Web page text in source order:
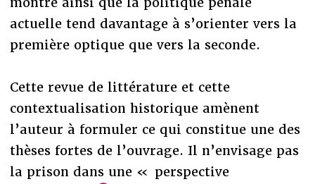
actuelle tend davantage à s’orienter vers la
première optique que vers la seconde.
Cette revue de littérature et cette
contextualisation historique amènent
l’auteur à formuler ce qui constitue une des
thèses fortes de l’ouvrage. Il n’envisage pas
la prison dans une « perspective